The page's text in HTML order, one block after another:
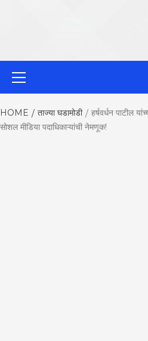
HOME ताज्या घडामोडी
हर्षवर्धन पाटील
सोशल मीडिया पदाधिकाऱ्यांची नेमणूक!